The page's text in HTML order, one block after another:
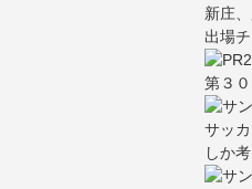
新庄
出場
第３
サッ
しか